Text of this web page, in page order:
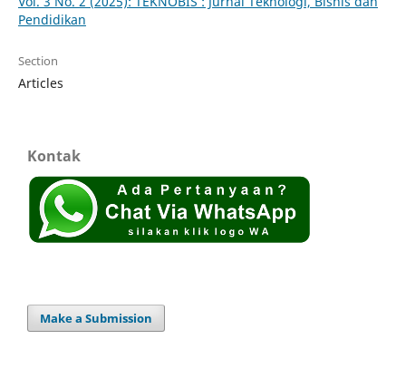
Pendidikan
Section
Articles
Kontak
Make a Submission